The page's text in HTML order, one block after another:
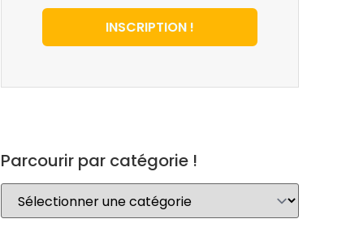
INSCRIPTION !
Parcourir par catégorie !